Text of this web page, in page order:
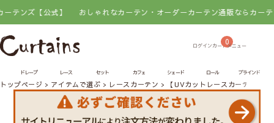
【公式】 おしゃれなカーテン・オーダーカーテン通販ならカーテンズ【公
0
ドレープ レース セット カフェ シェード ロール ブラインド
トップページ アイテムで選ぶ レースカーテン 【UVカットレースカーテン】ア